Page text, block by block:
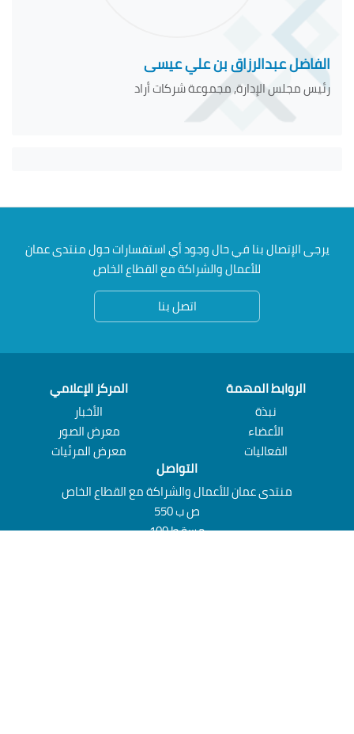
الفاضل عبدالرزاق بن علي عيسى
رئيس مجلس الإدارة, مجموعة شركات أراد
يرجى الإتصال بنا في حال وجود أي استفسارات حول منتدى عمان
للأعمال والشراكة مع القطاع الخاص
اتصل بنا
الروابط المهمة
نبذة‎
الأعضاء
الفعاليات
المركز الإعلامي
الأخبار
معرض الصور
معرض المرئيات‎
التواصل‎
منتدى عمان للأعمال والشراكة مع القطاع الخاص
ص ب 550
مسقط 100